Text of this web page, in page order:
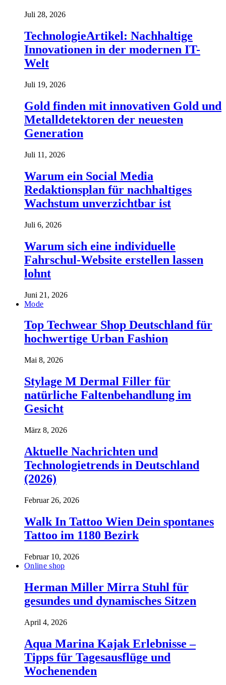
Juli 28, 2026
TechnologieArtikel: Nachhaltige
Innovationen in der modernen IT-
Welt
Juli 19, 2026
Gold finden mit innovativen Gold und
Metalldetektoren der neuesten
Generation
Juli 11, 2026
Warum ein Social Media
Redaktionsplan für nachhaltiges
Wachstum unverzichtbar ist
Juli 6, 2026
Warum sich eine individuelle
Fahrschul-Website erstellen lassen
lohnt
Juni 21, 2026
Mode
Top Techwear Shop Deutschland für
hochwertige Urban Fashion
Mai 8, 2026
Stylage M Dermal Filler für
natürliche Faltenbehandlung im
Gesicht
März 8, 2026
Aktuelle Nachrichten und
Technologietrends in Deutschland
(2026)
Februar 26, 2026
Walk In Tattoo Wien Dein spontanes
Tattoo im 1180 Bezirk
Februar 10, 2026
Online shop
Herman Miller Mirra Stuhl für
gesundes und dynamisches Sitzen
April 4, 2026
Aqua Marina Kajak Erlebnisse –
Tipps für Tagesausflüge und
Wochenenden